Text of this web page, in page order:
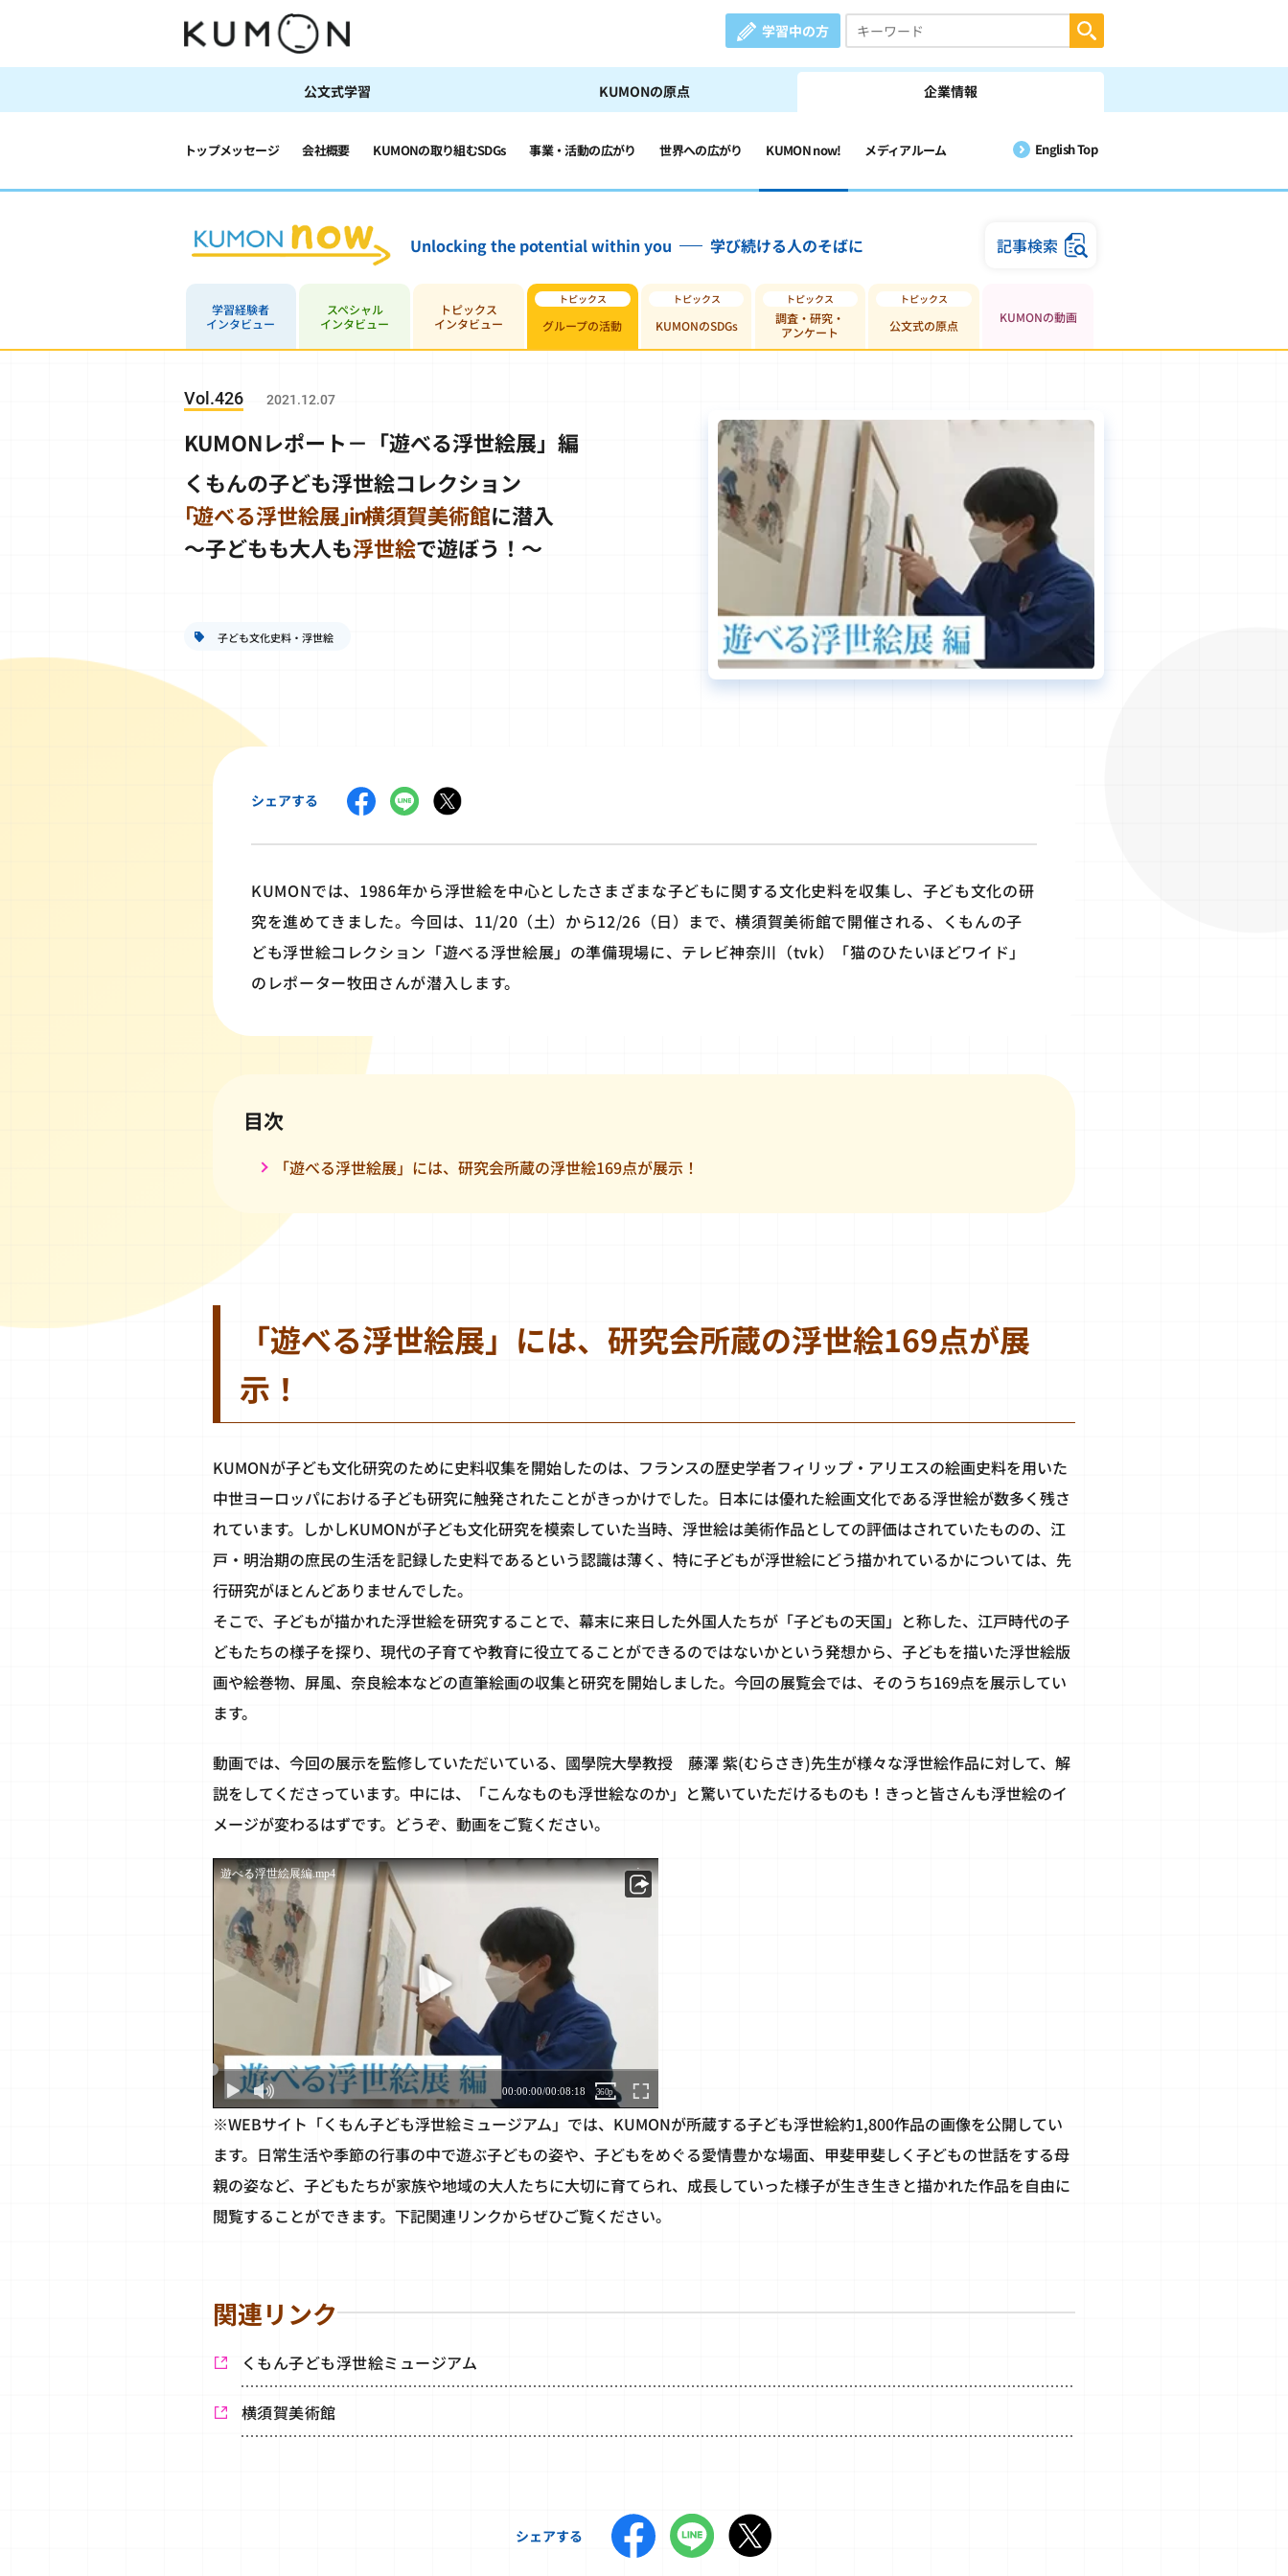
学習中の方
公文式学習 KUMONの原点 企業情報
トップメッセージ 会社概要 KUMONの取り組むSDGs 事業・活動の広がり 世界への広がり KUMON now! メディアルーム English Top
Unlocking the potential within you 学び続ける人のそばに 記事検索
学習経験者
インタビュー
スペシャル
インタビュー
トピックス
インタビュー
グループの活動 KUMONのSDGs
調査・研究・
アンケート
公文式の原点
KUMONの動画
Vol.426 2021.12.07
KUMONレポート－「遊べる浮世絵展」編
くもんの子ども浮世絵コレクション
｢遊べる浮世絵展｣in横須賀美術館に潜入
～子どもも大人も浮世絵で遊ぼう！～
子ども文化史料・浮世絵
シェアする
KUMONでは、1986年から浮世絵を中心としたさまざまな子どもに関する文化史料を収集し、子ども文化の研
究を進めてきました。今回は、11/20（土）から12/26（日）まで、横須賀美術館で開催される、くもんの子
ども浮世絵コレクション「遊べる浮世絵展」の準備現場に、テレビ神奈川（tvk）「猫のひたいほどワイド」
のレポーター牧田さんが潜入します。
目次
「遊べる浮世絵展」には、研究会所蔵の浮世絵169点が展示！
「遊べる浮世絵展」には、研究会所蔵の浮世絵169点が展
示！
KUMONが子ども文化研究のために史料収集を開始したのは、フランスの歴史学者フィリップ・アリエスの絵画史料を用いた
中世ヨーロッパにおける子ども研究に触発されたことがきっかけでした。日本には優れた絵画文化である浮世絵が数多く残さ
れています。しかしKUMONが子ども文化研究を模索していた当時、浮世絵は美術作品としての評価はされていたものの、江
戸・明治期の庶民の生活を記録した史料であるという認識は薄く、特に子どもが浮世絵にどう描かれているかについては、先
行研究がほとんどありませんでした。
そこで、子どもが描かれた浮世絵を研究することで、幕末に来日した外国人たちが「子どもの天国」と称した、江戸時代の子
どもたちの様子を探り、現代の子育てや教育に役立てることができるのではないかという発想から、子どもを描いた浮世絵版
画や絵巻物、屏風、奈良絵本などの直筆絵画の収集と研究を開始しました。今回の展覧会では、そのうち169点を展示してい
ます。
動画では、今回の展示を監修していただいている、國學院大學教授 藤澤 紫(むらさき)先生が様々な浮世絵作品に対して、解
説をしてくださっています。中には、「こんなものも浮世絵なのか」と驚いていただけるものも！きっと皆さんも浮世絵のイ
メージが変わるはずです。どうぞ、動画をご覧ください。
※WEBサイト「くもん子ども浮世絵ミュージアム」では、KUMONが所蔵する子ども浮世絵約1,800作品の画像を公開してい
ます。日常生活や季節の行事の中で遊ぶ子どもの姿や、子どもをめぐる愛情豊かな場面、甲斐甲斐しく子どもの世話をする母
親の姿など、子どもたちが家族や地域の大人たちに大切に育てられ、成長していった様子が生き生きと描かれた作品を自由に
閲覧することができます。下記関連リンクからぜひご覧ください。
関連リンク
くもん子ども浮世絵ミュージアム
横須賀美術館
シェアする